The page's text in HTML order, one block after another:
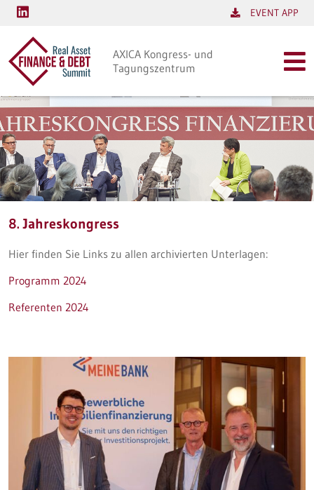
EVENT APP
AXICA Kongress- und
Tagungszentrum
8. Jahreskongress
Hier finden Sie Links zu allen archivierten Unterlagen:
Programm 2024
Referenten 2024